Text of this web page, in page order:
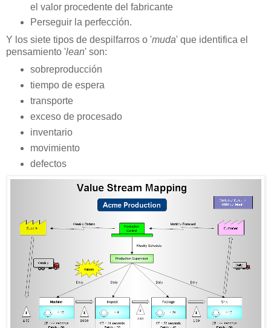
el valor procedente del fabricante
Perseguir la perfección.
Y los siete tipos de despilfarros o 'muda' que identifica el
pensamiento 'lean' son:
sobreproducción
tiempo de espera
transporte
exceso de procesado
inventario
movimiento
defectos